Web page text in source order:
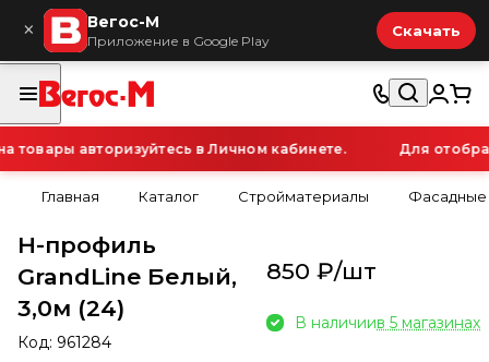
× Вегос-М
Приложение в Google Play
Скачать
авторизуйтесь в Личном кабинете. Для
Главная Каталог Стройматериалы Фасадные
Н-профиль
GrandLine Белый,
3,0м (24)
Код: 961284
850 ₽/шт
В наличиив 5 магазинах